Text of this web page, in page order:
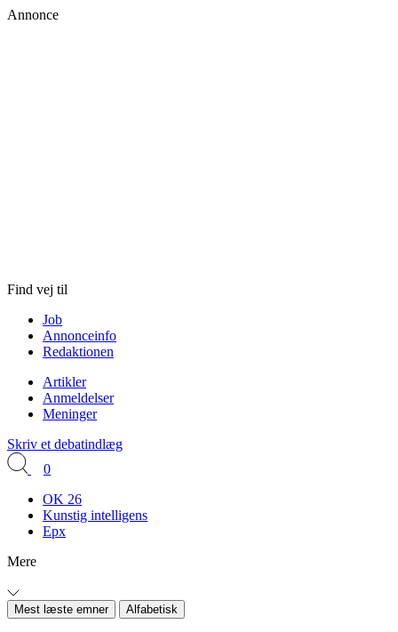
Annonce
Find vej til
Job
Annonceinfo
Redaktionen
Artikler
Anmeldelser
Meninger
Skriv et debatindlæg
0
OK 26
Kunstig intelligens
Epx
Mere
Mest læste emner Alfabetisk